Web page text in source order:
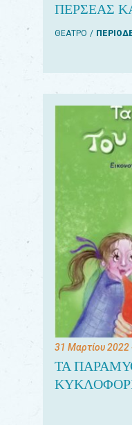
ΠΕΡΣΕΑΣ
ΘΕΑΤΡΟ
31 Μαρτίου 2022
ΤΑ